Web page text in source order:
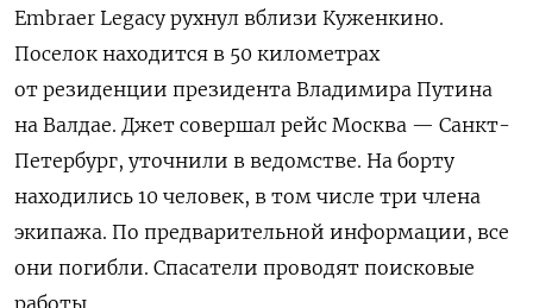
Embraer Legacy рухнул вблизи Куженкино.
Поселок находится в 50 километрах
от резиденции президента Владимира Путина
на Валдае. Джет совершал рейс Москва — Санкт-
Петербург, уточнили в ведомстве. На борту
находились 10 человек, в том числе три члена
экипажа. По предварительной информации, все
они погибли. Спасатели проводят поисковые
работы.